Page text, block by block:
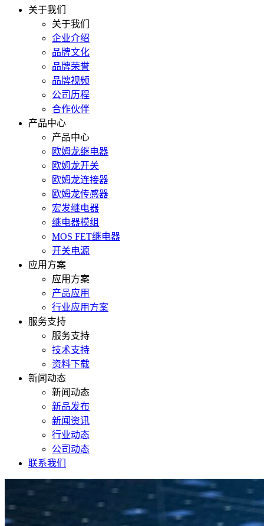
关于我们
关于我们
企业介绍
品牌文化
品牌荣誉
品牌视频
公司历程
合作伙伴
产品中心
产品中心
欧姆龙继电器
欧姆龙开关
欧姆龙连接器
欧姆龙传感器
宏发继电器
继电器模组
MOS FET继电器
开关电源
应用方案
应用方案
产品应用
行业应用方案
服务支持
服务支持
技术支持
资料下载
新闻动态
新闻动态
新品发布
新闻资讯
行业动态
公司动态
联系我们